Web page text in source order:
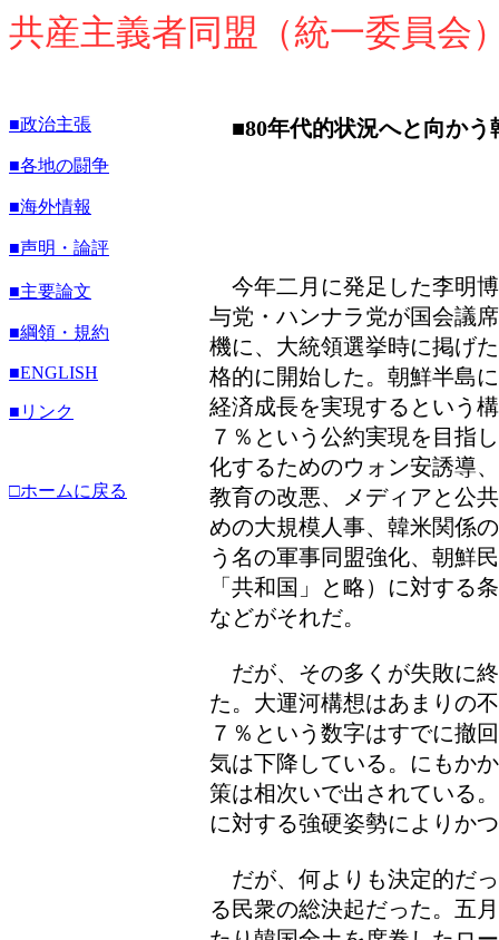
共産主義者同盟（統一委員会
■政治主張
■各地の闘争
■海外情報
■声明・論評
■主要論文
■綱領・規約
■ENGLISH
■リンク
□ホームに戻る
■80年代的状況へと向か
今年二月に発足した李明
与党・ハンナラ党が国会議
機に、大統領選挙時に掲げ
格的に開始した。朝鮮半島
経済成長を実現するという
７％という公約実現を目指
化するためのウォン安誘導
教育の改悪、メディアと公
めの大規模人事、韓米関係
う名の軍事同盟強化、朝鮮
「共和国」と略）に対する
などがそれだ。
だが、その多くが失敗に
た。大運河構想はあまりの
７％という数字はすでに撤
気は下降している。にもか
策は相次いで出されている
に対する強硬姿勢によりか
だが、何よりも決定的だ
る民衆の総決起だった。五